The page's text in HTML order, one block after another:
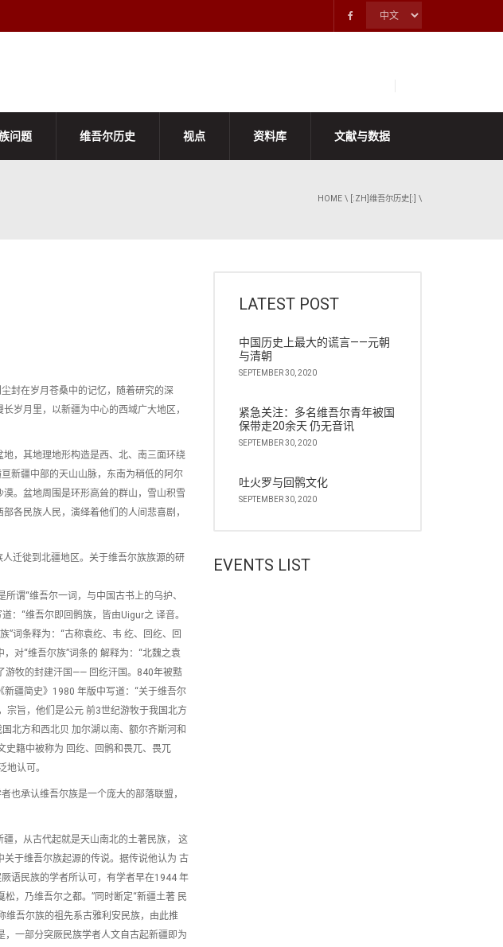
问题 维吾尔历史 视点 资料库 文献与数据
HOME \ [:ZH]维吾尔历史[:] \
封在岁月苍桑中的记忆，随着研究的深
岁月里，以新疆为中心的西域广大地区，
，其地理地形构造是西、北、南三面环绕
新疆中部的天山山脉，东南为稍低的阿尔
。盆地周围是环形高耸的群山，雪山积雪
各民族人民，演绎着他们的人间悲喜剧，
迁徙到北疆地区。关于维吾尔族族源的研
谓“维吾尔一词，与中国古书上的乌护、
：“维吾尔即回鹘族，皆由Uigur之 译音。
”词条释为：“古称袁纥、韦 纥、回纥、回
对“维吾尔族”词条的 解释为：“北魏之袁
游牧的封建汗国—— 回纥汗国。840年被黠
疆简史》1980 年版中写道：“关于维吾尔
宗旨，他们是公元 前3世纪游牧于我国北方
北方和西北贝 加尔湖以南、额尔齐斯河和
史籍中被称为 回纥、回鹘和畏兀、畏兀
地认可。
也承认维吾尔族是一个庞大的部落联盟，
，从古代起就是天山南北的土著民族， 这
于维吾尔族起源的传说。据传说他认为 古
语民族的学者所认可，有学者早在1944 年
，乃维吾尔之都。”同时断定“新疆土著 民
维吾尔族的祖先系古雅利安民族，由此推
一部分突厥民族学者人文自古起新疆即为
LATEST POST
中国历史上最大的谎言——元朝
与清朝
SEPTEMBER 30, 2020
紧急关注：多名维吾尔青年被国
保带走20余天 仍无音讯
SEPTEMBER 30, 2020
吐火罗与回鹘文化
SEPTEMBER 30, 2020
EVENTS LIST